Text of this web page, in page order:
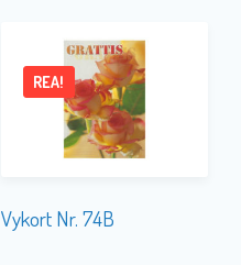
Vykort Nr. 74B
REA!